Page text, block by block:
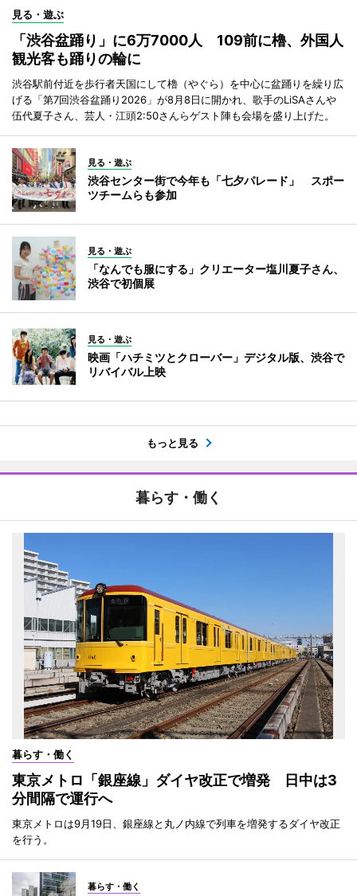
見る・遊ぶ
「渋谷盆踊り」に6万7000人 109前に櫓、外国人
観光客も踊りの輪に
渋谷駅前付近を歩行者天国にして櫓（やぐら）を中心に盆踊りを繰り広
げる「第7回渋谷盆踊り2026」が8月8日に開かれ、歌手のLiSAさんや
伍代夏子さん、芸人・江頭2:50さんらゲスト陣も会場を盛り上げた。
見る・遊ぶ
渋谷センター街で今年も「七夕パレード」 スポー
ツチームらも参加
見る・遊ぶ
「なんでも服にする」クリエーター塩川夏子さん、
渋谷で初個展
見る・遊ぶ
映画「ハチミツとクローバー」デジタル版、渋谷で
リバイバル上映
もっと見る
暮らす・働く
暮らす・働く
東京メトロ「銀座線」ダイヤ改正で増発 日中は3
分間隔で運行へ
東京メトロは9月19日、銀座線と丸ノ内線で列車を増発するダイヤ改正
を行う。
暮らす・働く